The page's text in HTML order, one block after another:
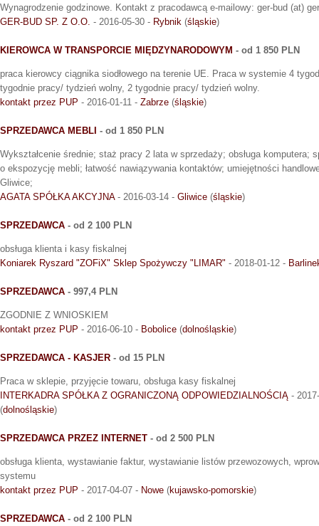
Wynagrodzenie godzinowe. Kontakt z pracodawcą e-mailowy: ger-bud (at)
GER-BUD SP. Z O.O. - 2016-05-30 - Rybnik (śląskie)
KIEROWCA W TRANSPORCIE MIĘDZYNARODOWYM - od 1 850 PLN
praca kierowcy ciągnika siodłowego na terenie UE. Praca w systemie 4
tygodnie pracy/ tydzień wolny, 2 tygodnie pracy/ tydzień wolny.
kontakt przez PUP - 2016-01-11 - Zabrze (śląskie)
SPRZEDAWCA MEBLI - od 1 850 PLN
Wykształcenie średnie; staż pracy 2 lata w sprzedaży; obsługa komputera;
o ekspozycję mebli; łatwość nawiązywania kontaktów; umiejętności
Gliwice;
AGATA SPÓŁKA AKCYJNA- 2016-03-14 - Gliwice (śląskie)
SPRZEDAWCA - od 2 100 PLN
obsługa klienta i kasy fiskalnej
Koniarek Ryszard "ZOFiX" Sklep Spożywczy "LIMAR" - 2018-01-12 -
SPRZEDAWCA - 997,4 PLN
ZGODNIE Z WNIOSKIEM
kontakt przez PUP - 2016-06-10 - Bobolice (dolnośląskie)
SPRZEDAWCA - KASJER - od 15 PLN
Praca w sklepie, przyjęcie towaru, obsługa kasy fiskalnej
INTERKADRA SPÓŁKA Z OGRANICZONĄ ODPOWIEDZIALNOŚCIĄ -
(dolnośląskie)
SPRZEDAWCA PRZEZ INTERNET - od 2 500 PLN
obsługa klienta, wystawianie faktur, wystawianie listów przewozowych,
systemu
kontakt przez PUP - 2017-04-07 - Nowe (kujawsko-pomorskie)
SPRZEDAWCA - od 2 100 PLN